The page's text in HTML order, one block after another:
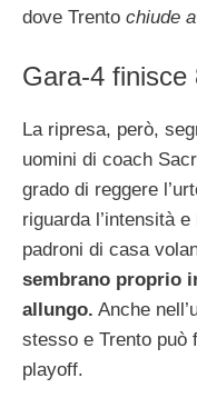
dove Trento chiude
Gara-4 finisce
La ripresa, però,
uomini di coach
grado di reggere
riguarda l’intensità
padroni di casa
sembrano proprio
allungo. Anche
stesso e Trento può
playoff.